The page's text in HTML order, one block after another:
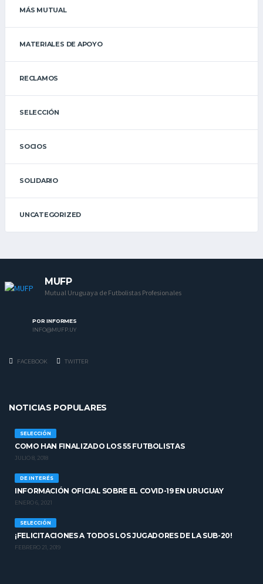
MÁS MUTUAL
MATERIALES DE APOYO
RECLAMOS
SELECCIÓN
SOCIOS
SOLIDARIO
UNCATEGORIZED
MUFP
Mutual Uruguaya de Futbolistas Profesionales
POR INFORMES
INFO@MUFP.UY
FACEBOOK TWITTER
NOTICIAS POPULARES
SELECCIÓN
COMO HAN FINALIZADO LOS 55 FUTBOLISTAS
JULIO 8, 2018
DE INTERÉS
INFORMACIÓN OFICIAL SOBRE EL COVID-19 EN URUGUAY
ENERO 6, 2021
SELECCIÓN
¡FELICITACIONES A TODOS LOS JUGADORES DE LA SUB-20!
FEBRERO 21, 2019